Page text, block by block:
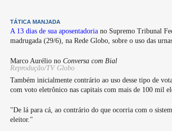
TÁTICA MANJADA
A 13 dias de sua aposentadoria no Supremo Tribunal
madrugada (29/6), na Rede Globo, sobre o uso das
Marco Aurélio no Conversa com Bial
Reprodução/TV Globo
Também inicialmente contrário ao uso desse tipo de
com voto eletrônico nas capitais com mais de 100 mil
"De lá para cá, ao contrário do que ocorria com o
eleitor."